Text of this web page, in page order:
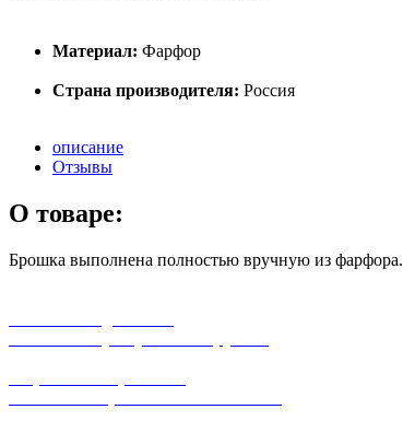
Материал: Фарфор
Страна производителя: Россия
описание
Отзывы
О товаре:
Брошка выполнена полностью вручную из фарфора.